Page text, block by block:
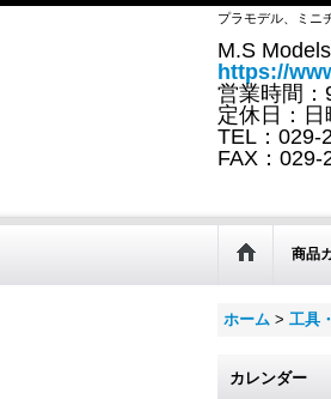
プラモデル、ミニ
M.S
https://
営業時間
定休日：日
TEL：029-
FAX：029-
商品
ホーム > 工具
カレンダー